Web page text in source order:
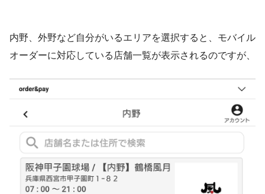
内野、外野など自分がいるエリアを選択すると、モバイル
オーダーに対応している店舗一覧が表示されるのですが、